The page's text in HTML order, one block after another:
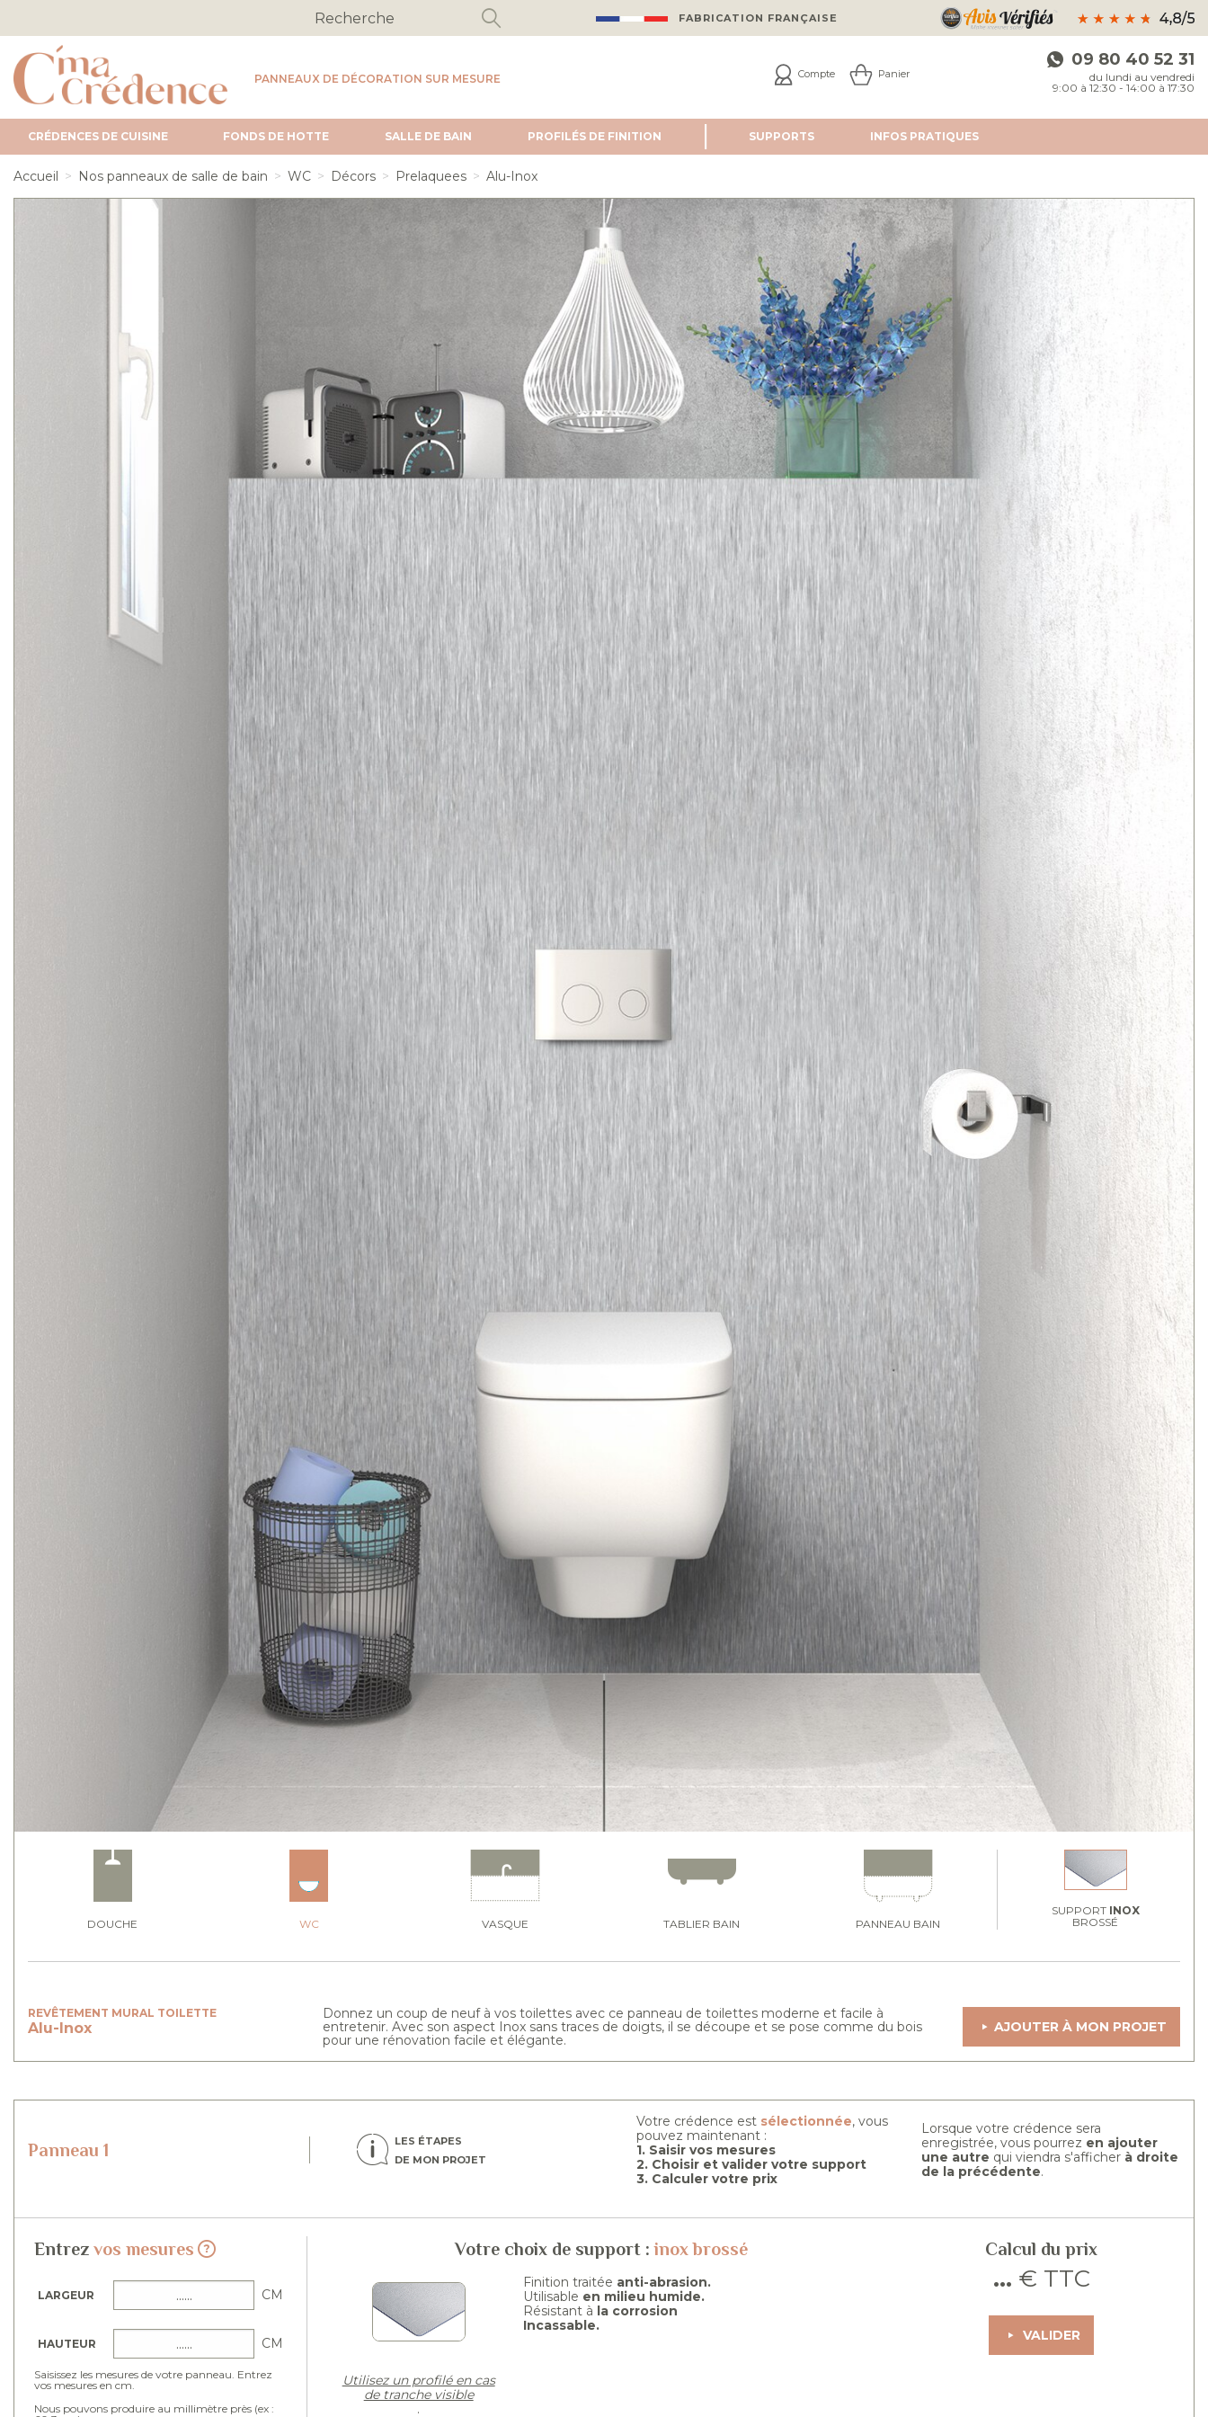
FABRICATION FRANÇAISE
PANNEAUX DE DÉCORATION SUR MESURE Compte Panier
09 80 40 52 31
du lundi au vendredi
9:00 à 12:30 - 14:00 à 17:30
CRÉDENCES DE CUISINE FONDS DE HOTTE SALLE DE BAIN PROFILÉS DE FINITION SUPPORTS INFOSPRATIQUES
Accueil Nos panneaux de salle de bain WC Décors Prelaquees Alu-Inox
DOUCHE WC VASQUE TABLIER BAIN PANNEAU BAIN
SUPPORT INOX
BROSSÉ
REVÊTEMENT MURAL TOILETTE
Alu-Inox
Donnez un coup de neuf à vos toilettes avec ce panneau de toilettes moderne et facile à
entretenir. Avec son aspect Inox sans traces de doigts, il se découpe et se pose comme du bois
pour une rénovation facile et élégante.
AJOUTER À MON PROJET
Panneau 1
LES ÉTAPES
DE MON PROJET
Votre crédence est sélectionnée, vous
pouvez maintenant :
1. Saisir vos mesures
2. Choisir et valider votre support
3. Calculer votre prix
Lorsque votre crédence sera
enregistrée, vous pourrez en ajouter
une autre qui viendra s'afficher à droite
de la précédente.
Entrez vos mesures
LARGEUR CM
HAUTEUR CM
Saisissez les mesures de votre panneau. Entrez
vos mesures en cm.
Nous pouvons produire au millimètre près (ex :
Votre choix de support :inox brossé
Utilisez un profilé en cas
de tranche visible
.
Finition traitée anti-abrasion.
Utilisable en milieu humide.
Résistant à la corrosion
Incassable.
Calcul du prix
... € TTC
VALIDER